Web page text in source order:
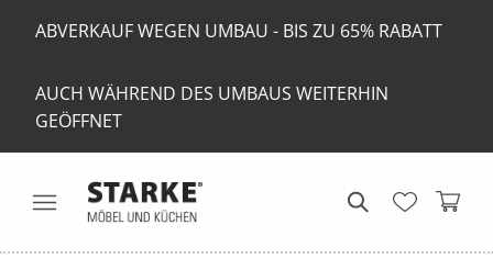
ABVERKAUF WEGEN UMBAU - BIS ZU 65% RABATT
AUCH WÄHREND DES UMBAUS WEITERHIN
GEÖFFNET